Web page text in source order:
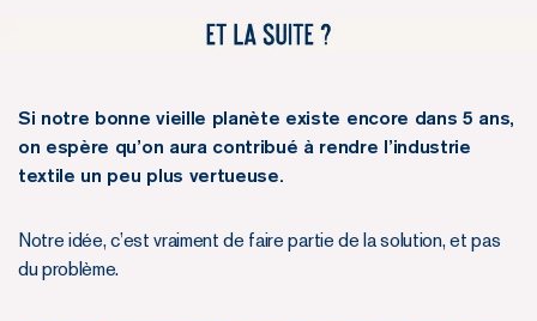
Si notre bonne vieille planète existe encore dans 5 ans,
on espère qu’on aura contribué à rendre l’industrie
textile un peu plus vertueuse.
Notre idée, c’est vraiment de faire partie de la solution, et pas
du problème.